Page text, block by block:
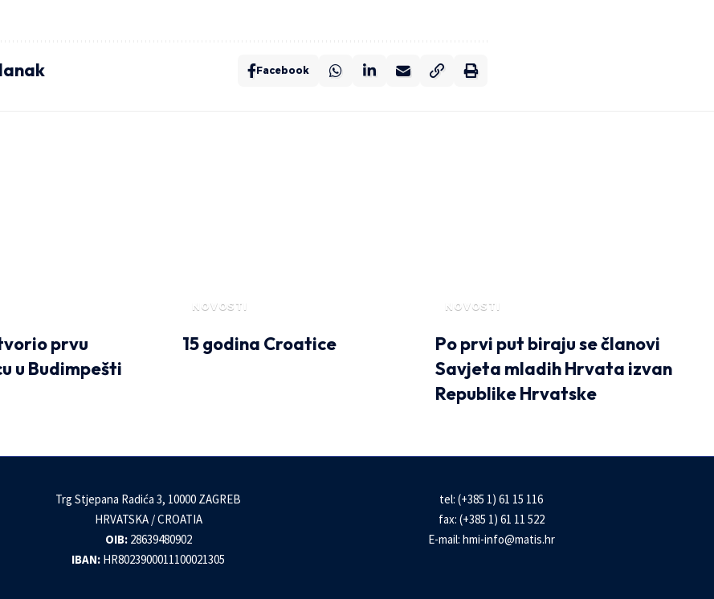
Facebook
prvu
u Budimpešti
NOVOSTI
15 godina Croatice
NOVOSTI
Po prvi put biraju se članovi
Savjeta mladih Hrvata izvan
Republike Hrvatske
Trg Stjepana Radića 3, 10000 ZAGREB
HRVATSKA / CROATIA
OIB:28639480902
IBAN: HR8023900011100021305
tel: (+385 1) 61 15 116
fax: (+385 1) 61 11 522
E-mail: hmi-info@matis.hr